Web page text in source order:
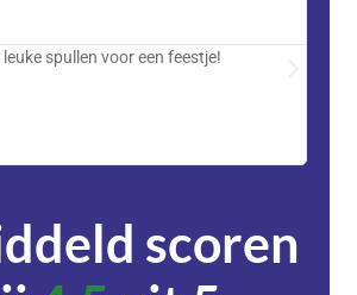
spullen voor een feestje!
scoren